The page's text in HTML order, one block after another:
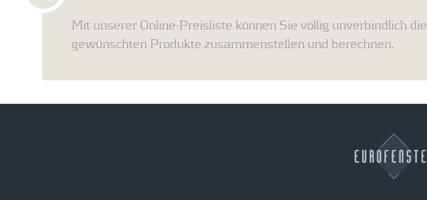
Mit unserer Online-Preisliste können Sie völlig unverbindlich die
gewünschten Produkte zusammenstellen und berechnen.